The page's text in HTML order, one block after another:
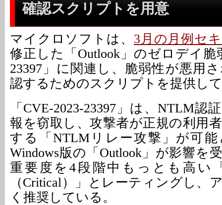
確認スクリプトを用意
マイクロソフトは、 3月の月例セ
修正した「Outlook」のゼロデイ脆
23397」に関連し、脆弱性が悪用
認するためのスクリプトを提供し
「CVE-2023-23397」は、NTLM認
報を窃取し、攻撃者が正規の利用
する「NTLMリレー攻撃」が可
Windows版の「Outlook」が影響を
重要度を4段階中もっとも高い
（Critical）」とレーティングし、
く推奨している。